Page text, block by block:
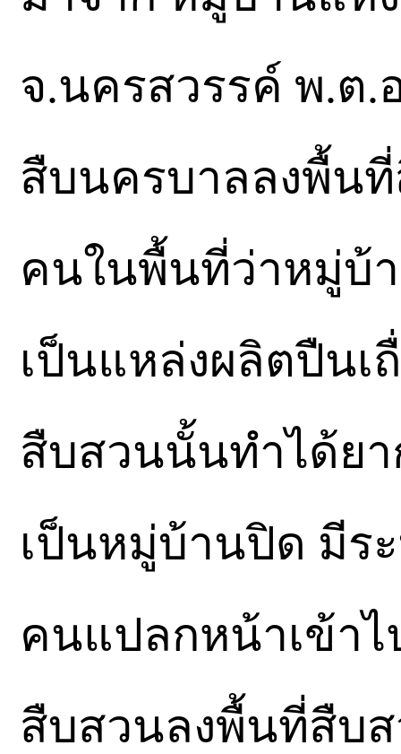
จ.นครสวรรค์ พ.ต.
สืบนครบาลลงพื้น
คนในพื้นที่ว่าหมู่บ้
เป็นแหล่งผลิตปืนเ
สืบสวนนั้นทำได้ย
เป็นหมู่บ้านปิด มีร
คนแปลกหน้าเข้า
สืบสวนลงพื้นที่สืบส